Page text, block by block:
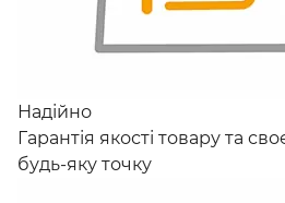
Надійно
Гарантія якості товару та
будь-яку точку